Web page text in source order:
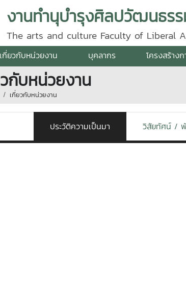
งานทำนุบำรุงศิลปวัฒนธร
The arts and culture Faculty of Liberal
เกี่ยวกับหน่วยงาน บุคลากร โครงสร้าง
กับหน่วยงาน
เกี่ยวกับหน่วยงาน
ประวัติความเป็นมา วิสัยทัศน์ /